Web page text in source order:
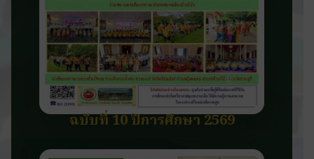
ฉบับที่ 10 ปีการศึกษา 2569